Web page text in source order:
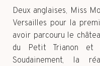
Deux anglaises, Miss
Versailles pour la
avoir parcouru le
du Petit Trianon et
Soudainement, la